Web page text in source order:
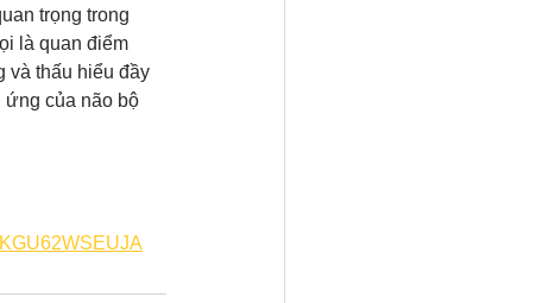
trọng trong
là quan điểm
và thấu hiểu đầy
ứng của não bộ